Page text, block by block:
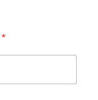
*